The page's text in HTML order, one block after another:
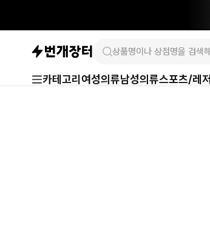
카테고리 여성의류남성의류스포츠/레저